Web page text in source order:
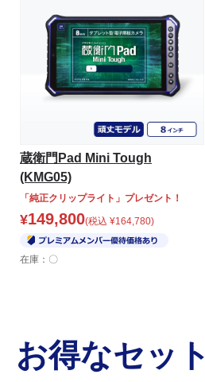
蔵衛門Pad Mini Tough
(KMG05)
「純正クリップライト」プレゼント！
¥149,800(税込 ¥164,780)
在庫：〇
お得なセット